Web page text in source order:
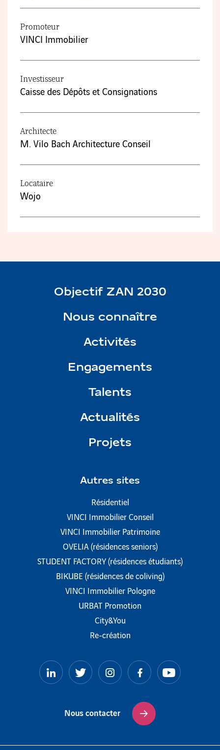
Promoteur
VINCI Immobilier
Investisseur
Caisse des Dépôts et Consignations
Architecte
M. Vilo Bach Architecture Conseil
Locataire
Wojo
Objectif ZAN 2030
Nous connaître
Activités
Engagements
Talents
Actualités
Projets
Autres sites
Résidentiel
VINCI Immobilier Conseil
VINCI Immobilier Patrimoine
OVELIA (résidences seniors)
STUDENT FACTORY (résidences étudiants)
BIKUBE (résidences de coliving)
VINCI Immobilier Pologne
URBAT Promotion
City&You
Re-création
LinkedInTwitter InstagramFacebook YouTube
Nous contacter